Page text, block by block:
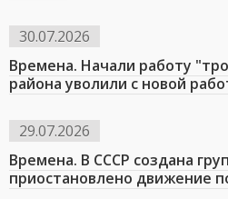
30.07.2026
Времена. Начали работу
района уволили с новой
29.07.2026
Времена. В СССР создана
приостановлено движение